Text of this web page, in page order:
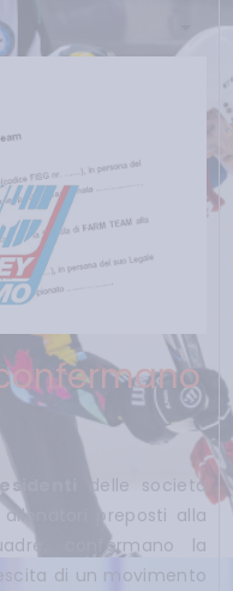
delle società
preposti alla
confermano la
di un movimento